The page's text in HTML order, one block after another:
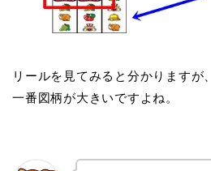
リールを見てみると分かりますが、
一番図柄が大きいですよね。